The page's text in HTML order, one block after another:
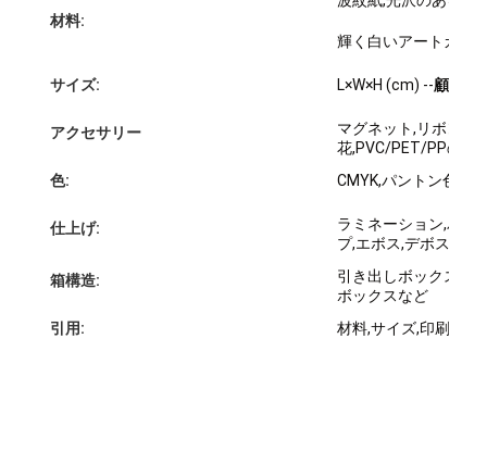
工場 ツアー
材料:
輝く白いアートカー
サイズ: L×W×H (cm) --顧客の
アクセサリー
マグネット,リボン,ボ
花,PVC/PET/PPの窓
色:
CMYK,パントン色
仕上げ:
ラミネーション,バー
プ,エボス,デボス,UV
箱構造:
引き出しボックス,自
ボックスなど
引用:
材料,サイズ,印刷色,